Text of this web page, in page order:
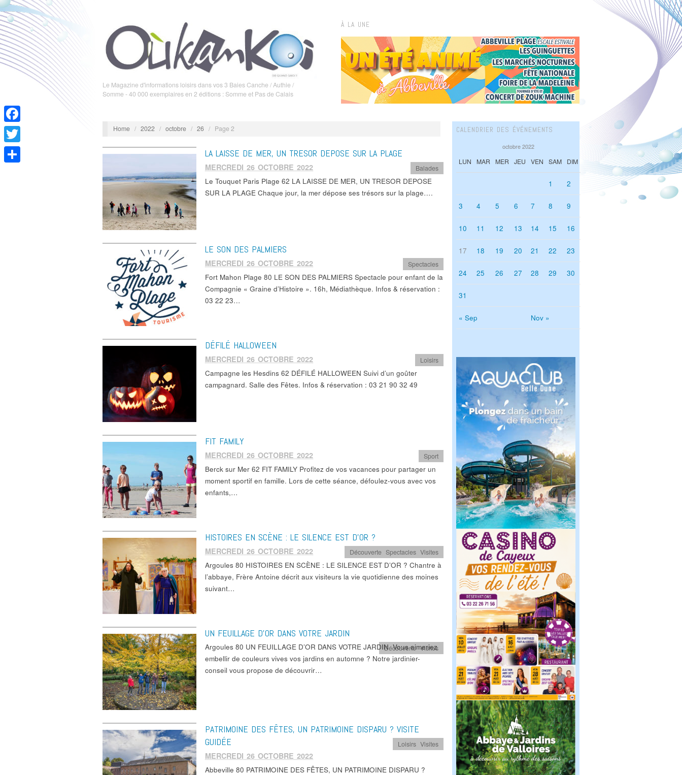
Le Magazine d'informations loisirs dans vos 3 Baies Canche / Authie /
Somme - 40 000 exemplaires en 2 éditions : Somme et Pas de Calais
À LA UNE
Home / 2022 / octobre / 26 / Page 2
LA LAISSE DE MER, UN TRESOR DEPOSE SUR LA PLAGE
MERCREDI 26 OCTOBRE 2022 Balades
Le Touquet Paris Plage 62 LA LAISSE DE MER, UN TRESOR DEPOSE
SUR LA PLAGE Chaque jour, la mer dépose ses trésors sur la plage….
LE SON DES PALMIERS
MERCREDI 26 OCTOBRE 2022 Spectacles
Fort Mahon Plage 80 LE SON DES PALMIERS Spectacle pour enfant de la
Compagnie « Graine d’Histoire ». 16h, Médiathèque. Infos & réservation :
03 22 23…
DÉFILÉ HALLOWEEN
MERCREDI 26 OCTOBRE 2022 Loisirs
Campagne les Hesdins 62 DÉFILÉ HALLOWEEN Suivi d’un goûter
campagnard. Salle des Fêtes. Infos & réservation : 03 21 90 32 49
FIT FAMILY
MERCREDI 26 OCTOBRE 2022 Sport
Berck sur Mer 62 FIT FAMILY Profitez de vos vacances pour partager un
moment sportif en famille. Lors de cette séance, défoulez-vous avec vos
enfants,…
HISTOIRES EN SCÈNE : LE SILENCE EST D’OR ?
MERCREDI 26 OCTOBRE 2022 Découverte ,Spectacles ,Visites
Argoules 80 HISTOIRES EN SCÈNE : LE SILENCE EST D’OR ? Chantre à
l’abbaye, Frère Antoine décrit aux visiteurs la vie quotidienne des moines
suivant…
UN FEUILLAGE D’OR DANS VOTRE JARDIN
Découverte,Visites
Argoules 80 UN FEUILLAGE D’OR DANS VOTRE JARDIN Vous aimeriez
embellir de couleurs vives vos jardins en automne ? Notre jardinier-
conseil vous propose de découvrir…
PATRIMOINE DES FÊTES, UN PATRIMOINE DISPARU ? VISITE
GUIDÉE
MERCREDI 26 OCTOBRE 2022
Loisirs ,Visites
Abbeville 80 PATRIMOINE DES FÊTES, UN PATRIMOINE DISPARU ?
CALENDRIER DES ÉVÉNEMENTS
octobre 2022
LUN MAR MER JEU VEN SAM DIM
« Sep Nov »
1 2
3 4 5 6 7 8 9
10 11 12 13 14 15 16
17 18 19 20 21 22 23
24 25 26 27 28 29 30
31
Facebook
Twitter